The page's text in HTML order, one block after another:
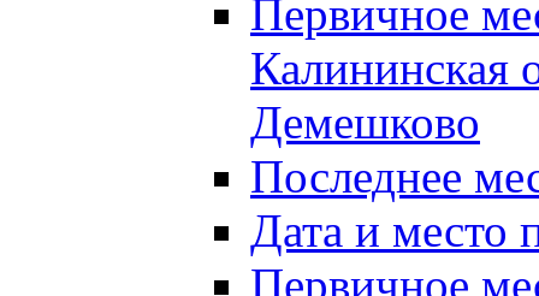
Первичное
Калининская
Демешково
Последнее
Дата и место
Первичное